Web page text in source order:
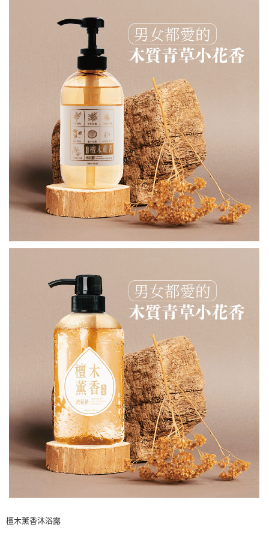
檀木薰香沐浴露